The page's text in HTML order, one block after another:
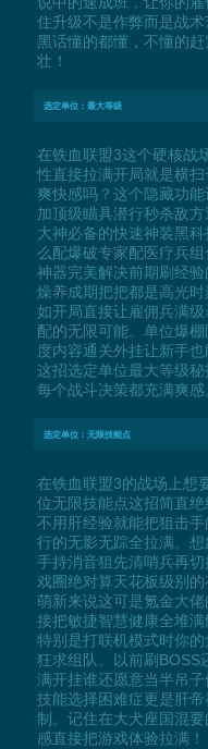
住升级不是作弊而是战
黑话懂的都懂，不懂的
壮！
选定单位：最大等级
在铁血联盟3这个硬核战
性直接拉满开局就是横
爽快感吗？这个隐藏功
加顶级瞄具潜行秒杀敌
大神必备的快速神装黑
么配爆破专家配医疗兵
神器完美解决前期刷经
燥养成期把把都是高光
如开局直接让雇佣兵满
配的无限可能。单位爆
度内容通关外挂让新手
这招选定单位最大等级
每个战斗决策都充满爽感
选定单位：无限技能点
在铁血联盟3的战场上想
位无限技能点这招简直
不用肝经验就能把狙击
行的无影无踪全拉满。
手持消音狙先清哨兵再
戏圈绝对算天花板级别
萌新来说这可是氪金大
接把敏捷智慧健康全堆满
特别是打联机模式时你
狂求组队。以前刷BOSS
满开挂谁还愿意当半吊
技能选择困难症更是肝
制。记住在大犬座国混
感直接把游戏体验拉满！